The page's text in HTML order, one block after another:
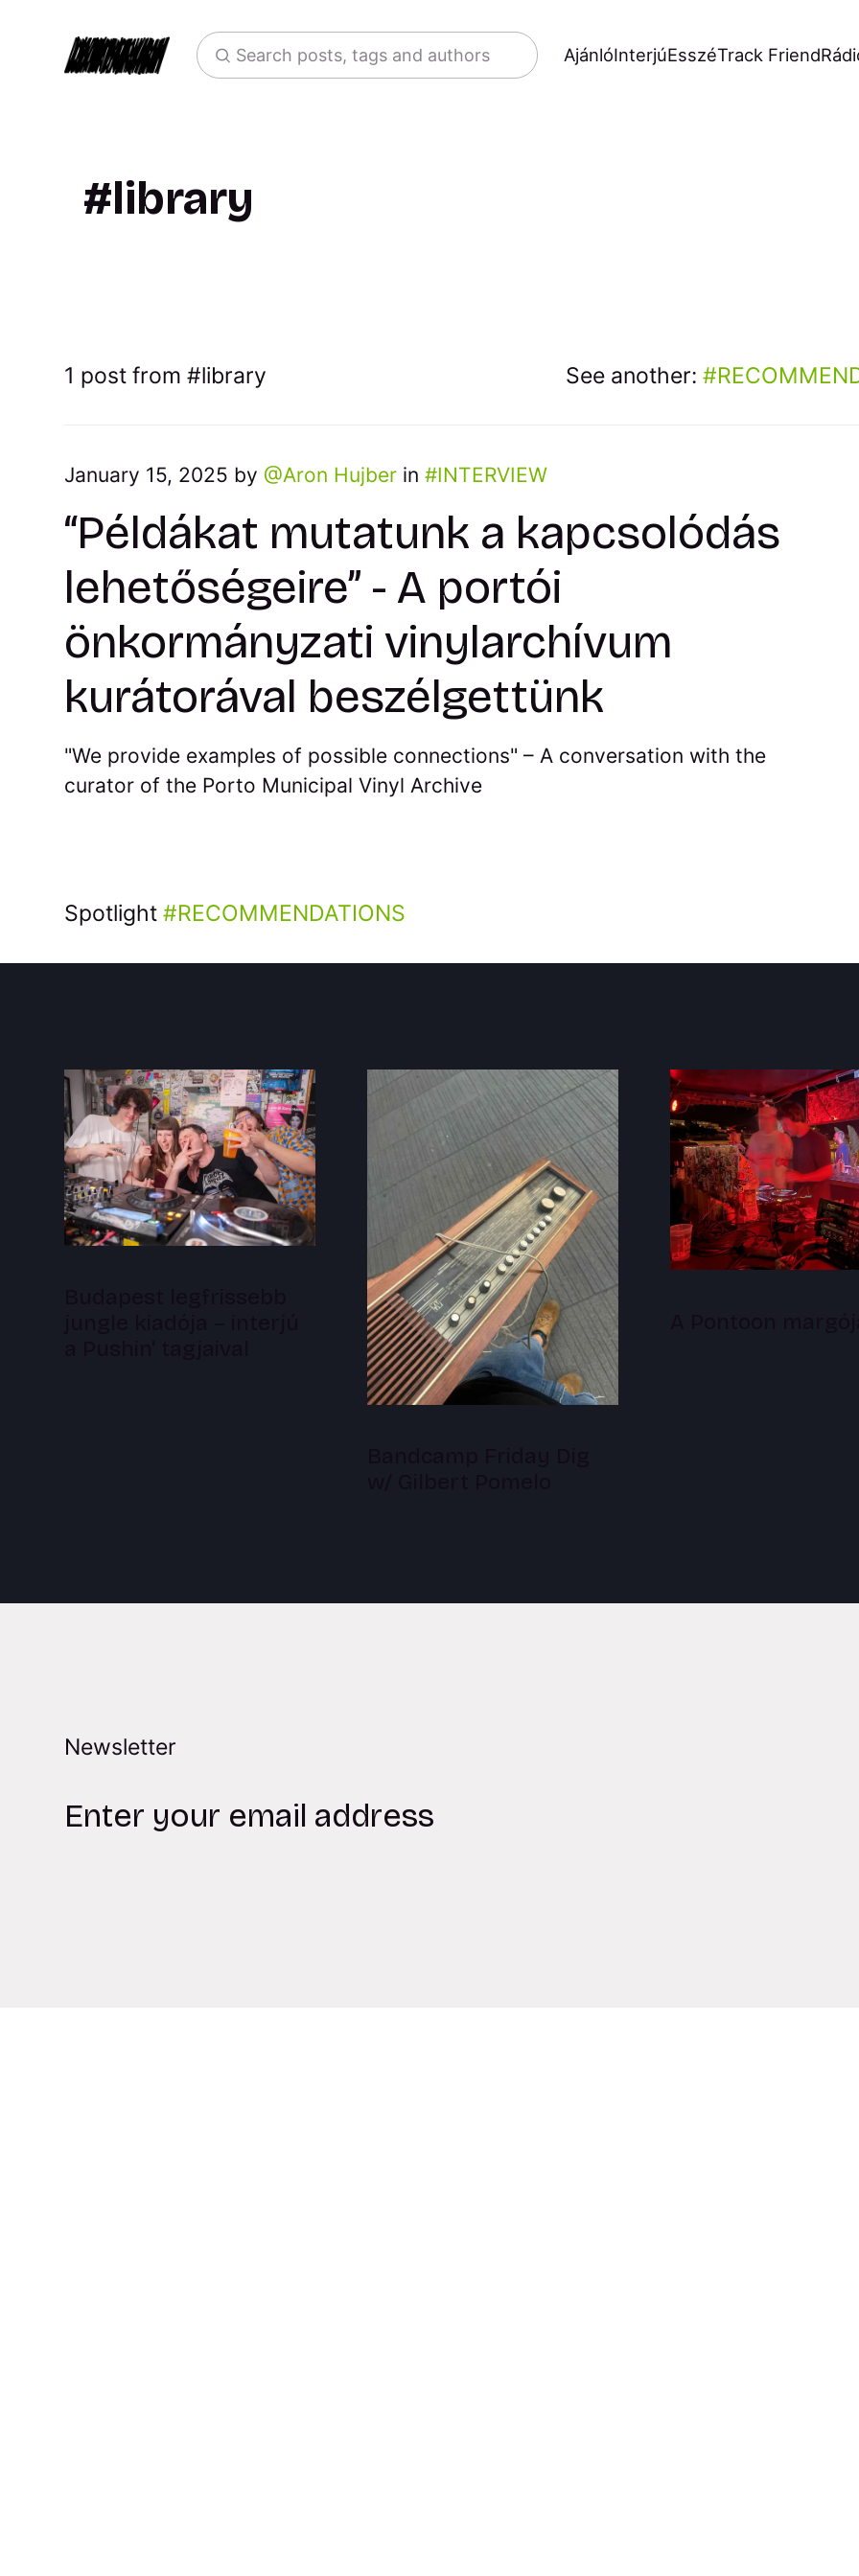
Search posts, tags and authors AjánlóInterjúEsszéTrack Friend
library
1 post from library See another:
January 15, 2025 by Aron Hujber in INTERVIEW
“Példákat mutatunk a kapcsolódás
lehetőségeire” - A portói
önkormányzati vinylarchívum
kurátorával beszélgettünk
"We provide examples of possible connections" – A conversation with the
curator of the Porto Municipal Vinyl Archive
Spotlight RECOMMENDATIONS
Newsletter